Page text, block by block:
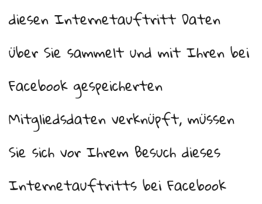
diesen Internetauftritt Daten
über Sie sammelt und mit Ihren bei
Facebook gespeicherten
Mitgliedsdaten verknüpft, müssen
Sie sich vor Ihrem Besuch dieses
Internetauftritts bei Facebook